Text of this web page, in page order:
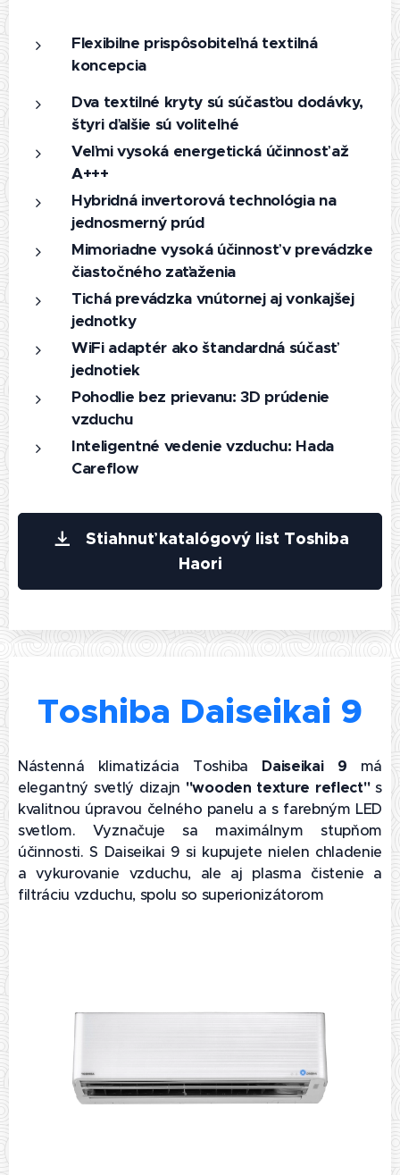
Flexibilne prispôsobiteľná textilná
koncepcia
Dva textilné kryty sú súčasťou dodávky,
štyri ďalšie sú voliteľné
Veľmi vysoká energetická účinnosť až
A+++
Hybridná invertorová technológia na
jednosmerný prúd
Mimoriadne vysoká účinnosť v prevádzke
čiastočného zaťaženia
Tichá prevádzka vnútornej aj vonkajšej
jednotky
WiFi adaptér ako štandardná súčasť
jednotiek
Pohodlie bez prievanu: 3D prúdenie
vzduchu
Inteligentné vedenie vzduchu: Hada
Careflow
Stiahnuť katalógový list Toshiba
Haori
Toshiba Daiseikai 9
Nástenná klimatizácia Toshiba Daiseikai 9 má
elegantný svetlý dizajn "wooden texture reflect"s
kvalitnou úpravou čelného panelu a s farebným LED
svetlom. Vyznačuje sa maximálnym stupňom
účinnosti. S Daiseikai 9 si kupujete nielen chladenie
a vykurovanie vzduchu, ale aj plasma čistenie a
filtráciu vzduchu, spolu so superionizátorom